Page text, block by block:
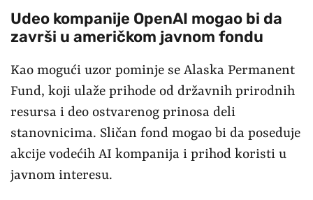
Udeo kompanije OpenAI mogao bi da
završi u američkom javnom fondu
Kao mogući uzor pominje se Alaska Permanent
Fund, koji ulaže prihode od državnih prirodnih
resursa i deo ostvarenog prinosa deli
stanovnicima. Sličan fond mogao bi da poseduje
akcije vodećih AI kompanija i prihod koristi u
javnom interesu.